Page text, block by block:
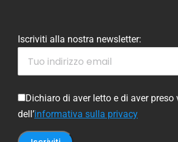
Iscriviti alla nostra newsletter:
Dichiaro di aver letto e di aver preso
dell’informativa sulla privacy